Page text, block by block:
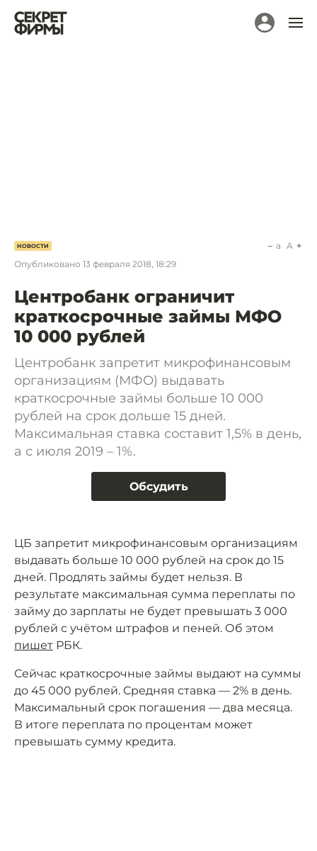
НОВОСТИ
Опубликовано 13 февраля 2018, 18:29
a A
Центробанк ограничит
краткосрочные займы МФО
10 000 рублей
Центробанк запретит микрофинансовым
организациям (МФО) выдавать
краткосрочные займы больше 10 000
рублей на срок дольше 15 дней.
Максимальная ставка составит 1,5% в день,
а с июля 2019 – 1%.
Обсудить
ЦБ запретит микрофинансовым организациям
выдавать больше 10 000 рублей на срок до 15
дней. Продлять займы будет нельзя. В
результате максимальная сумма переплаты по
займу до зарплаты не будет превышать 3 000
рублей с учётом штрафов и пеней. Об этом
пишет РБК.
Сейчас краткосрочные займы выдают на суммы
до 45 000 рублей. Средняя ставка — 2% в день.
Максимальный срок погашения — два месяца.
В итоге переплата по процентам может
превышать сумму кредита.